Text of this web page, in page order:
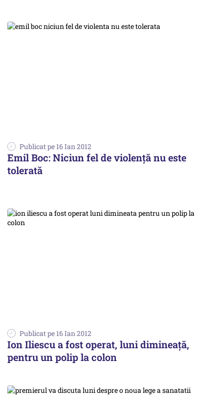
Publicat pe 16 Ian 2012
Emil Boc: Niciun fel de violență nu este
tolerată
Publicat pe 16 Ian 2012
Ion Iliescu a fost operat, luni dimineaţă,
pentru un polip la colon